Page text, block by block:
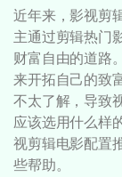
加入我们
帮助中心
客
AI 图生视频 NEW
AI 绘画
AI 视频续写 NEW
声音
专业创作人群
品牌合作故事
使用教程
文章资讯
其他
帮助中心
产品支持
产品信息
登录
近年来，影视剪
主通过剪辑热门
财富自由的道路
来开拓自己的致
不太了解，导致
应该选用什么样
视剪辑电影配置
些帮助。